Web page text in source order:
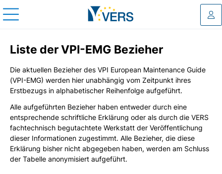
Liste der VPI-EMG Bezieher
Die aktuellen Bezieher des VPI European Maintenance Guide
(VPI-EMG) werden hier unabhängig vom Zeitpunkt ihres
Erstbezugs in alphabetischer Reihenfolge aufgeführt.
Alle aufgeführten Bezieher haben entweder durch eine
entsprechende schriftliche Erklärung oder als durch die VERS
fachtechnisch begutachtete Werkstatt der Veröffentlichung
dieser Informationen zugestimmt. Alle Bezieher, die diese
Erklärung bisher nicht abgegeben haben, werden am Schluss
der Tabelle anonymisiert aufgeführt.